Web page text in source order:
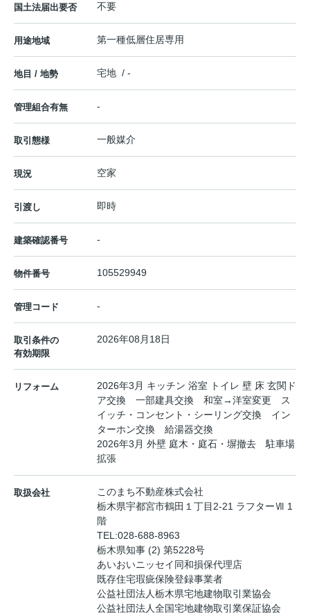
国土法届出要否 不要
用途地域 第一種低層住居専用
地目 / 地勢 宅地 / -
管理組合有無 -
取引態様 一般媒介
現況 空家
引渡し 即時
建築確認番号 -
物件番号 105529949
管理コード -
取引条件の
有効期限
2026年08月18日
リフォーム
2026年3月 キッチン 浴室 トイレ 壁 床 玄関ド
ア交換 一部建具交換 和室→洋室変更 ス
イッチ・コンセント・シーリング交換 イン
ターホン交換 給湯器交換
2026年3月 外壁 庭木・庭石・塀撤去 駐車場
拡張
取扱会社
このまち不動産株式会社
栃木県宇都宮市鶴田１丁目2-21 ラフターⅦ 1
階
TEL:028-688-8963
栃木県知事 (2) 第5228号
あいおいニッセイ同和損保代理店
既存住宅瑕疵保険登録事業者
公益社団法人栃木県宅地建物取引業協会
公益社団法人全国宅地建物取引業保証協会